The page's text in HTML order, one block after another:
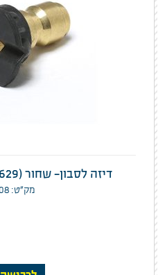
דיזה לסבון- שחור (18620-624-626-629)
מק”ט: 71508